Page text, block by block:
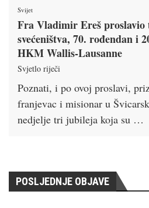
Svijet
Fra Vladimir Ereš
svećeništva, 70. rođendan i
HKM Wallis-Lausanne
Svjetlo riječi
Poznati, i po ovoj proslavi,
franjevac i misionar u
nedjelje tri jubileja koja su …
POSLJEDNJE OBJAVE